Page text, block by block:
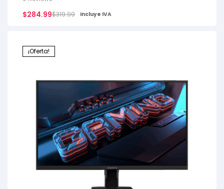
$319.99
$284.99 Incluye IVA
¡Oferta!